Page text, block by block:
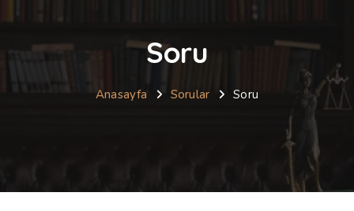
Soru
Anasayfa Sorular Soru